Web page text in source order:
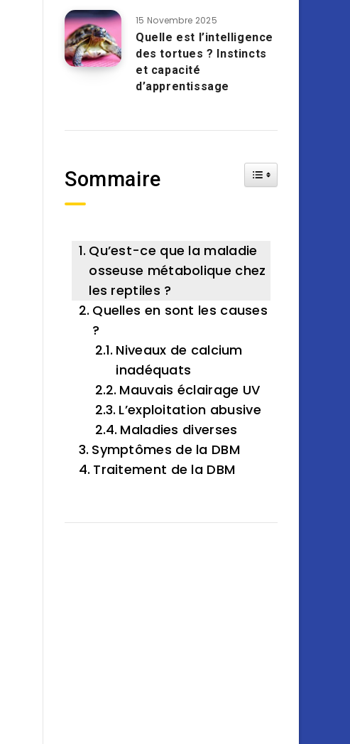
15 Novembre 2025
Quelle est l’intelligence
des tortues ? Instincts
et capacité
d’apprentissage
Sommaire Toggle Table of
Qu’est-ce que la maladie
osseuse métabolique chez
les reptiles ?
Quelles en sont les causes
?
Niveaux de calcium
inadéquats
Mauvais éclairage UV
L’exploitation abusive
Maladies diverses
Symptômes de la DBM
Traitement de la DBM